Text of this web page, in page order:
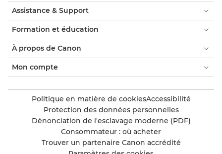
Assistance & Support
Formation et éducation
À propos de Canon
Mon compte
Politique en matière de cookiesAccessibilité
Protection des données personnelles
Dénonciation de l'esclavage moderne (PDF)
Consommateur : où acheter
Trouver un partenaire Canon accrédité